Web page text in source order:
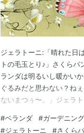
ジェラトーニ:「晴れた日
トの毛玉とり♪」さくら
ランダは明るいし暖かい
ぐるみだと思わない？ね
ないまつぅ〜。」ジェラ
んも元気だよ！なかなか
#ベランダ #ガーデニング
#ジェラトーニ #さくら